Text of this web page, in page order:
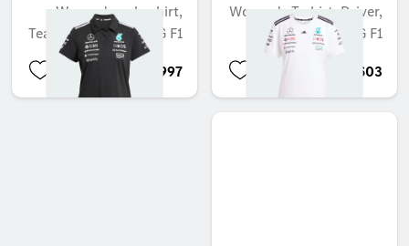
Women's T-shirt, Driver,
Mercedes-AMG F1
BHD 53.603
Women's polo shirt,
Team, Mercedes-AMG F1
BHD 62.997